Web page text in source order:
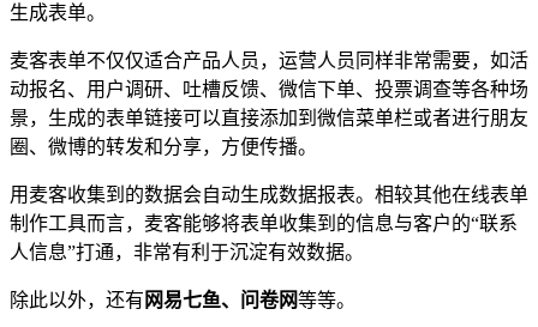
生成表单。
麦客表单不仅仅适合产品人员，运营人员同样非常需要，如活
动报名、用户调研、吐槽反馈、微信下单、投票调查等各种场
景，生成的表单链接可以直接添加到微信菜单栏或者进行朋友
圈、微博的转发和分享，方便传播。
用麦客收集到的数据会自动生成数据报表。相较其他在线表单
制作工具而言，麦客能够将表单收集到的信息与客户的“联系
人信息”打通，非常有利于沉淀有效数据。
除此以外，还有 网易七鱼、问卷网等等。